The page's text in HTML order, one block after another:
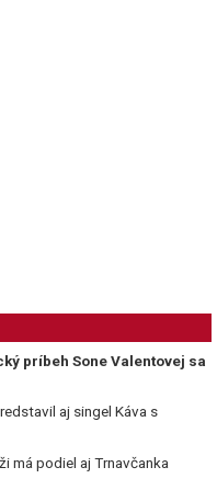
príbeh Sone Valentovej sa
aj singel Káva s
má podiel aj Trnavčanka